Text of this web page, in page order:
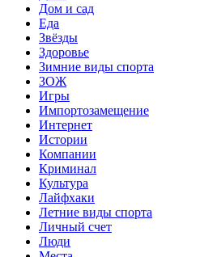
Дом и сад
Еда
Звёзды
Здоровье
Зимние виды спорта
ЗОЖ
Игры
Импортозамещение
Интернет
Истории
Компании
Криминал
Культура
Лайфхаки
Летние виды спорта
Личный счет
Люди